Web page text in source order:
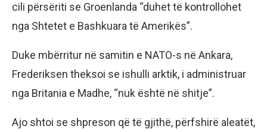
cili përsëriti se Groenlanda “duhet të kontrollohet
nga Shtetet e Bashkuara të Amerikës”.
Duke mbërritur në samitin e NATO-s në Ankara,
Frederiksen theksoi se ishulli arktik, i administruar
nga Britania e Madhe, “nuk është në shitje”.
Ajo shtoi se shpreson që të gjithë, përfshirë aleatët,